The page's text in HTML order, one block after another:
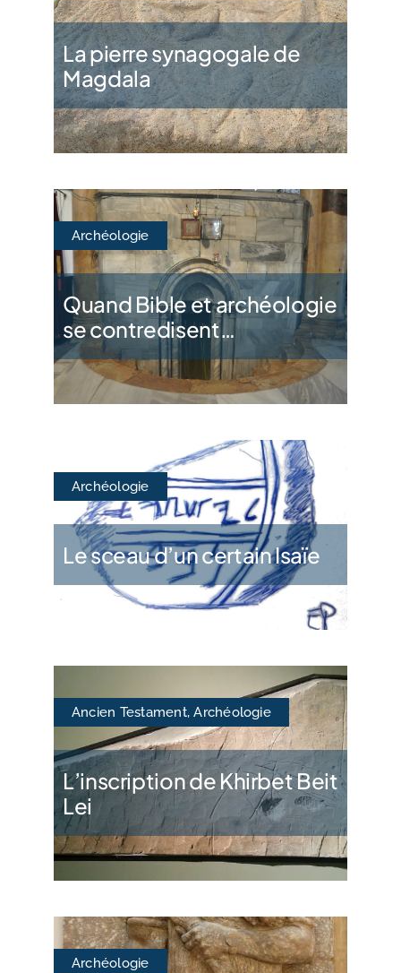
La pierre synagogale de
Magdala
Archéologie
Quand Bible et archéologie
se contredisent…
Archéologie
Le sceau d’un certain Isaïe
Ancien Testament,Archéologie
L’inscription de Khirbet Beit
Lei
Archéologie